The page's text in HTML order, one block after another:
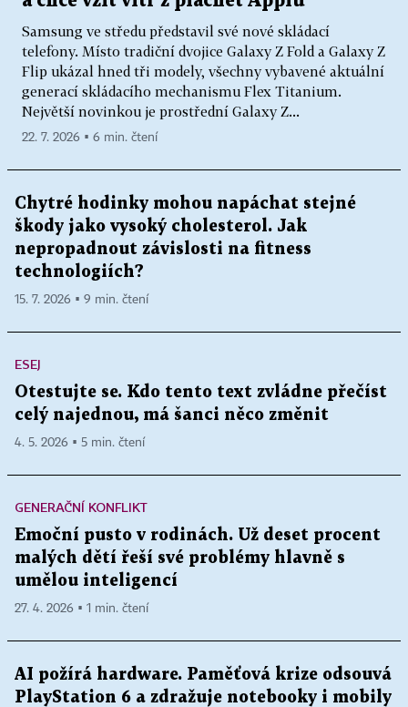
Samsung ve středu představil své nové skládací
telefony. Místo tradiční dvojice Galaxy Z Fold a Galaxy Z
Flip ukázal hned tři modely, všechny vybavené aktuální
generací skládacího mechanismu Flex Titanium.
Největší novinkou je prostřední Galaxy Z...
22. 7. 2026 ▪ 6 min. čtení
Chytré hodinky mohou napáchat stejné
škody jako vysoký cholesterol. Jak
nepropadnout závislosti na fitness
technologiích?
15. 7. 2026 ▪ 9 min. čtení
ESEJ
Otestujte se. Kdo tento text zvládne přečíst
celý najednou, má šanci něco změnit
4. 5. 2026 ▪ 5 min. čtení
GENERAČNÍ KONFLIKT
Emoční pusto v rodinách. Už deset procent
malých dětí řeší své problémy hlavně s
umělou inteligencí
27. 4. 2026 ▪ 1 min. čtení
AI požírá hardware. Paměťová krize odsouvá
PlayStation 6 a zdražuje notebooky i mobily